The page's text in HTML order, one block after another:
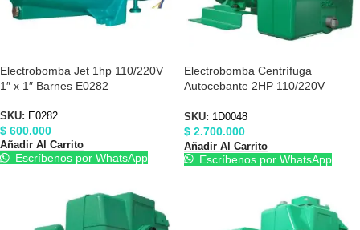
Electrobomba Jet 1hp 110/220V
1″ x 1″ Barnes E0282
SKU: E0282
$ 600.000
Añadir Al Carrito
Escríbenos por WhatsApp
Electrobomba Centrífuga
Autocebante 2HP 110/220V
SKU: 1D0048
$ 2.700.000
Añadir Al Carrito
Escríbenos por WhatsApp